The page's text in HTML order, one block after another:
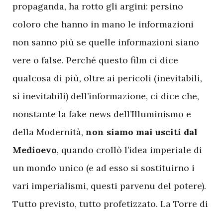
propaganda, ha rotto gli argini: persino
coloro che hanno in mano le informazioni
non sanno più se quelle informazioni siano
vere o false. Perché questo film ci dice
qualcosa di più, oltre ai pericoli (inevitabili,
sì inevitabili) dell’informazione, ci dice che,
nonstante la fake news dell’Illuminismo e
della Modernità, non siamo mai usciti dal
Medioevo, quando crollò l’idea imperiale di
un mondo unico (e ad esso si sostituirno i
vari imperialismi, questi parvenu del potere).
Tutto previsto, tutto profetizzato. La Torre di